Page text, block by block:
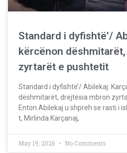
Standard i dyfishtë’/
kërcënon
zyrtarët e pushtetit
Standard i dyfishtë’/ Abilekaj:
dëshmitarët, drejtësia mbron
Enton Abilekaj u shpreh se rasti i
t, Mirlinda Karçanaj,
May 19, 2026 No Comments